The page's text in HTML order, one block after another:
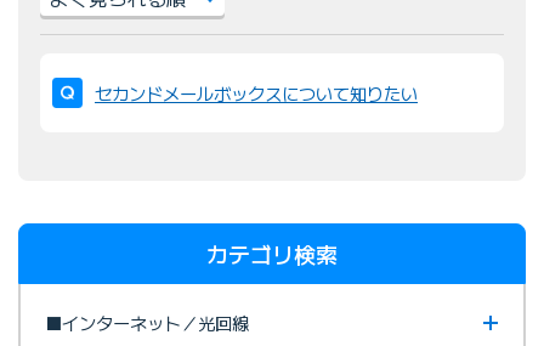
び
替
セカンドメールボックスについて知りたい
カテゴリ検索
■インターネット／光回線